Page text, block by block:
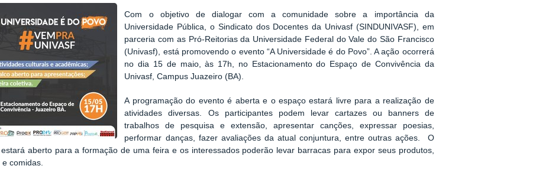
Com o objetivo de dialogar com a comunidade sobre a importância da
Universidade Pública, o Sindicato dos Docentes da Univasf (SINDUNIVASF), em
parceria com as Pró-Reitorias da Universidade Federal do Vale do São Francisco
(Univasf), está promovendo o evento “A Universidade é do Povo”. A ação ocorrerá
no dia 15 de maio, às 17h, no Estacionamento do Espaço de Convivência da
Univasf, Campus Juazeiro (BA).
A programação do evento é aberta e o espaço estará livre para a realização de
atividades diversas. Os participantes podem levar cartazes ou banners de
trabalhos de pesquisa e extensão, apresentar canções, expressar poesias,
performar danças, fazer avaliações da atual conjuntura, entre outras ações. O
estará aberto para a formação de uma feira e os interessados poderão levar barracas para expor seus produtos,
e comidas.